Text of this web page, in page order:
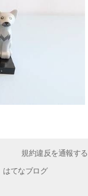
規約違反を通報する
はてなブログ